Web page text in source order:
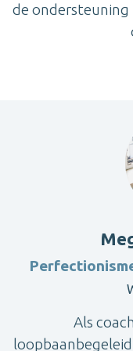
de ondersteuning
Als